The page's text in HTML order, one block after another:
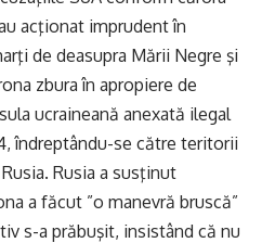
acţionat imprudent în
de deasupra Mării Negre şi
zbura în apropiere de
ucraineană anexată ilegal
îndreptându-se către teritorii
Rusia a susţinut
a făcut ”o manevră bruscă”
s-a prăbuşit, insistând că nu